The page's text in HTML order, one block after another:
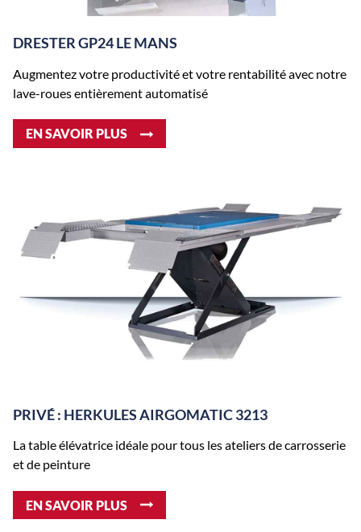
DRESTER GP24 LE MANS
Augmentez votre productivité et votre rentabilité avec notre
lave-roues entièrement automatisé
EN SAVOIR PLUS
PRIVÉ : HERKULES AIRGOMATIC 3213
La table élévatrice idéale pour tous les ateliers de carrosserie
et de peinture
EN SAVOIR PLUS